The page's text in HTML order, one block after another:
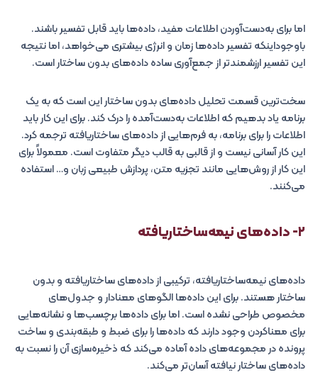
اما برای به‌دست‌آوردن اطلاعات مفید، داده‌ها باید قابل تفسیر باشند.
باوجوداینکه تفسیر داده‌ها زمان و انرژی بیشتری می‌خواهد، اما نتیجه
این تفسیر ارزشمندتر از جمع‌آوری ساده داده‌های بدون ساختار است.
سخت‌ترین قسمت تحلیل داده‌های بدون ساختار این است که به یک
برنامه یاد بدهیم که اطلاعات به‌دست‌آمده را درک کند. برای این کار باید
اطلاعات را برای برنامه، به فرم‌هایی از داده‌های ساختاریافته ترجمه کرد.
این کار آسانی نیست و از قالبی به قالب دیگر متفاوت است. معمولاً برای
این کار از روش‌هایی مانند تجزیه متن، پردازش طبیعی زبان و… استفاده
می‌کنند.
۲- داده‌های نیمه‌ساختاریافته
داده‌های نیمه‌ساختاریافته، ترکیبی از داده‌های ساختاریافته و بدون
ساختار هستند. برای این داده‌ها الگوهای معنادار و جدول‌های
مخصوص طراحی نشده است. اما برای داده‌ها برچسب‌ها و نشانه‌هایی
برای معناکردن وجود دارند که داده‌ها را برای ضبط و طبقه‌بندی و ساخت
پرونده در مجموعه‌های داده آماده می‌کند که ذخیره‌سازی آن را نسبت به
داده‌های ساختار نیافته آسان‌تر می‌کند.